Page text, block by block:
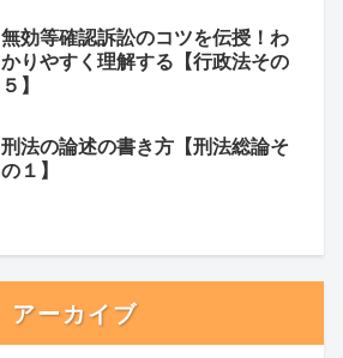
無効等確認訴訟のコツを伝授！わ
かりやすく理解する【行政法その
５】
刑法の論述の書き方【刑法総論そ
の１】
アーカイブ